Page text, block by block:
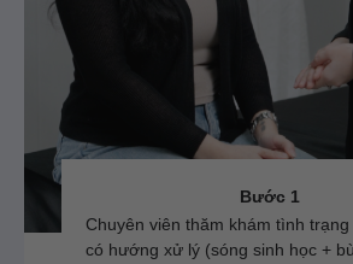
Bước 1
Chuyên viên thăm khám tình trạng
có hướng xử lý (sóng sinh học +